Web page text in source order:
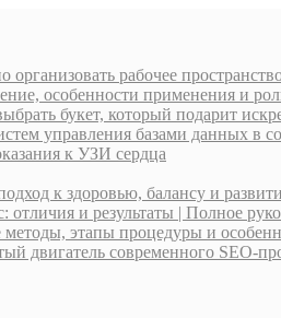
организовать рабочее
особенности применения и
букет, который подарит
управления базами данных в
к УЗИ сердца
к здоровью, балансу и
и результаты | Полное
этапы процедуры и
двигатель современного SEO-